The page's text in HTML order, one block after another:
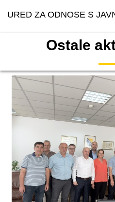
URED ZA ODNOSE S
Ostale